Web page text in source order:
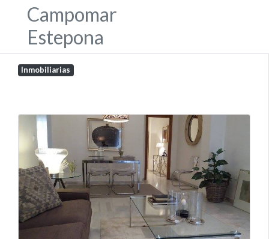
Campomar
Estepona
Inmobiliarias